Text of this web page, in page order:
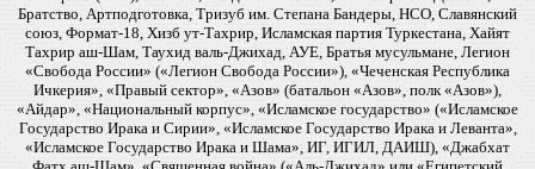
Братство, Артподготовка, Тризуб им. Степана Бандеры, НСО, Славянский
союз, Формат-18, Хизб ут-Тахрир, Исламская партия Туркестана, Хайят
Тахрир аш-Шам, Таухид валь-Джихад, АУЕ, Братья мусульмане, Легион
«Свобода России» («Легион Свобода России»), «Чеченская Республика
Ичкерия», «Правый сектор», «Азов» (батальон «Азов», полк «Азов»),
«Айдар», «Национальный корпус», «Исламское государство» («Исламское
Государство Ирака и Сирии», «Исламское Государство Ирака и Леванта»,
«Исламское Государство Ирака и Шама», ИГ, ИГИЛ, ДАИШ), «Джабхат